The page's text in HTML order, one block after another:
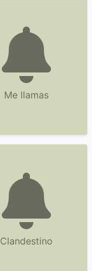
Me llamas
Clandestino